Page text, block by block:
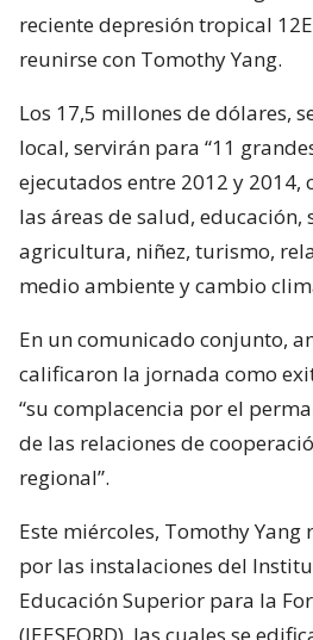
reciente depresión tropical
reunirse con Tomothy Yang.
Los 17,5 millones de dólares,
local, servirán para “11
ejecutados entre 2012 y 2014,
las áreas de salud, educación,
agricultura, niñez, turismo,
medio ambiente y cambio
En un comunicado conjunto,
calificaron la jornada como
“su complacencia por el
de las relaciones de
regional”.
Este miércoles, Tomothy
por las instalaciones del
Educación Superior para la
(IEESFORD), las cuales se